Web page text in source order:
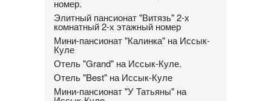
номер.
Элитный пансионат "Витязь" 2-х
комнатный 2-х этажный номер
Мини-пансионат "Калинка" на Иссык-
Куле
Отель "Grand" на Иссык-Куле.
Отель "Best" на Иссык-Куле
Мини-пансионат "У Татьяны" на